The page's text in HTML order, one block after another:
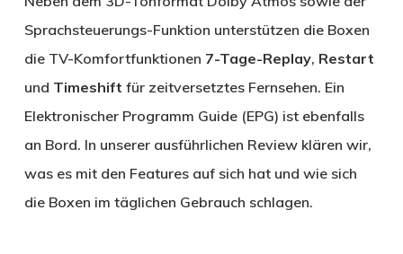
Sprachsteuerungs-Funktion unterstützen die Boxen
die TV-Komfortfunktionen 7-Tage-Replay, Restart
und Timeshift für zeitversetztes Fernsehen. Ein
Elektronischer Programm Guide (EPG) ist ebenfalls
an Bord. In unserer ausführlichen Review klären wir,
was es mit den Features auf sich hat und wie sich
die Boxen im täglichen Gebrauch schlagen.